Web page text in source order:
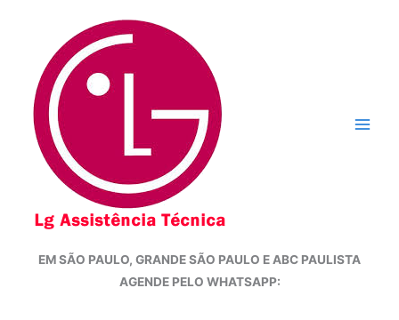
conteúdo
EM SÃO PAULO, GRANDE SÃO PAULO E ABC PAULISTA
AGENDE PELO WHATSAPP: